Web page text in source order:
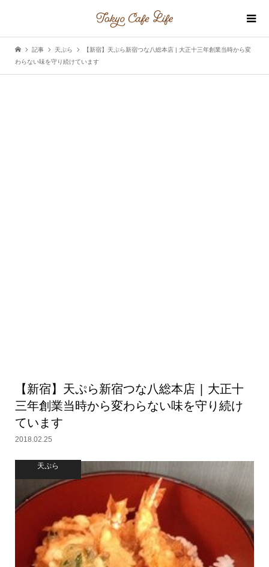
記事 天ぷら
【新宿】天ぷら新宿つな八総本店 | 大正十三年創業当時から変
わらない味を守り続けています
【新宿】天ぷら新宿つな八総本店 | 大正十
三年創業当時から変わらない味を守り続け
ています
2018.02.25
天ぷら